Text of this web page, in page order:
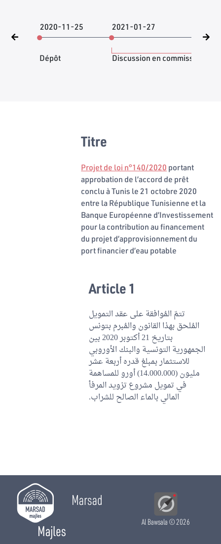
2020-11-25
Dépôt
2021-01-27
Discussion en commission
Titre
Projet de loi n°140/2020 portant
approbation de l’accord de prêt
conclu à Tunis le 21 octobre 2020
entre la République Tunisienne et la
Banque Européenne d’Investissement
pour la contribution au financement
du projet d’approvisionnement du
port financier d’eau potable
Article 1
تتمّ المُوافقة على عقد التمويل
المُلحق بهذا القانون والمُبرم بتونس
بتاريخ 21 أكتوبر 2020 بين
الجمهورية التونسية والبنك الأوروبي
للاستثمار بمبلغ قدره أربعة عشر
مليون (14.000.000) أورو للمساهمة
في تمويل مشروع تزويد المرفأ
المالي بالماء الصالح للشراب.
Marsad
Majles
Al Bawsala© 2026